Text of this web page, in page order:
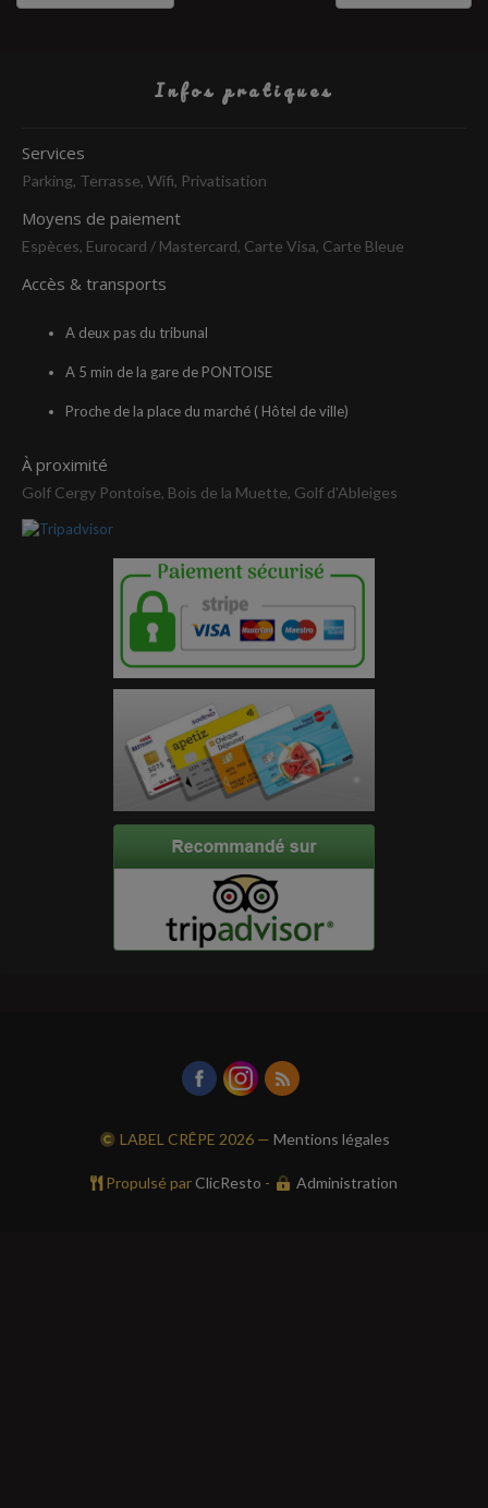
Infos pratiques
Services
Parking, Terrasse, Wifi, Privatisation
Moyens de paiement
Espèces, Eurocard / Mastercard, Carte Visa, Carte Bleue
Accès & transports
A deux pas du tribunal
A 5 min de la gare de PONTOISE
Proche de la place du marché ( Hôtel de ville)
À proximité
Golf Cergy Pontoise, Bois de la Muette, Golf d'Ableiges
LABEL CRÊPE 2026 —Mentions légales
Propulsé par ClicResto - Administration